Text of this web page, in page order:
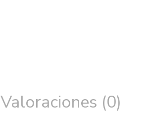
Valoraciones (0)